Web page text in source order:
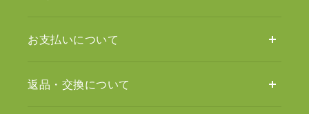
お支払いについて
返品・交換について